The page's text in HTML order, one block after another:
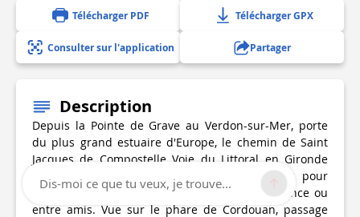
Télécharger PDF Télécharger GPX
Consulter sur l'application Partager
Description
Depuis la Pointe de Grave au Verdon-sur-Mer, porte
du plus grand estuaire d'Europe, le chemin de Saint
Jacques de Compostelle Voie du Littoral en Gironde
commence ici. Arpentez ce chemin forestier pour
rejoindre Soulac-sur-Mer en famille, en itinérance ou
entre amis. Vue sur le phare de Cordouan, passage
Dis-moi ce que tu veux, je trouve...